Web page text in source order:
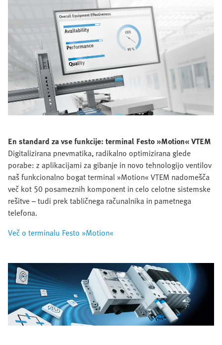
En standard za vse funkcije: terminal Festo »Motion« VTEM
Digitalizirana pnevmatika, radikalno optimizirana glede
porabe: z aplikacijami za gibanje in novo tehnologijo ventilov
naš funkcionalno bogat terminal »Motion« VTEM nadomešča
več kot 50 posameznih komponent in celo celotne sistemske
rešitve – tudi prek tabličnega računalnika in pametnega
telefona.
Več o terminalu Festo »Motion«